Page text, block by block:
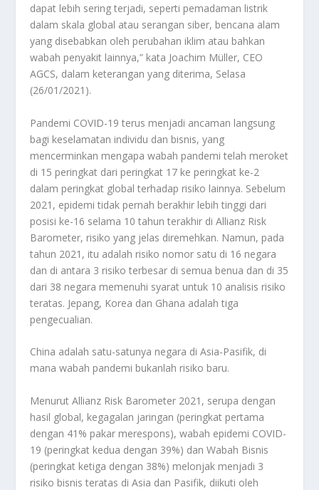
dapat lebih sering terjadi, seperti pemadaman listrik
dalam skala global atau serangan siber, bencana alam
yang disebabkan oleh perubahan iklim atau bahkan
wabah penyakit lainnya,” kata Joachim Müller, CEO
AGCS, dalam keterangan yang diterima, Selasa
(26/01/2021).
Pandemi COVID-19 terus menjadi ancaman langsung
bagi keselamatan individu dan bisnis, yang
mencerminkan mengapa wabah pandemi telah meroket
di 15 peringkat dari peringkat 17 ke peringkat ke-2
dalam peringkat global terhadap risiko lainnya. Sebelum
2021, epidemi tidak pernah berakhir lebih tinggi dari
posisi ke-16 selama 10 tahun terakhir di Allianz Risk
Barometer, risiko yang jelas diremehkan. Namun, pada
tahun 2021, itu adalah risiko nomor satu di 16 negara
dan di antara 3 risiko terbesar di semua benua dan di 35
dari 38 negara memenuhi syarat untuk 10 analisis risiko
teratas. Jepang, Korea dan Ghana adalah tiga
pengecualian.
China adalah satu-satunya negara di Asia-Pasifik, di
mana wabah pandemi bukanlah risiko baru.
Menurut Allianz Risk Barometer 2021, serupa dengan
hasil global, kegagalan jaringan (peringkat pertama
dengan 41% pakar merespons), wabah epidemi COVID-
19 (peringkat kedua dengan 39%) dan Wabah Bisnis
(peringkat ketiga dengan 38%) melonjak menjadi 3
risiko bisnis teratas di Asia dan Pasifik, diikuti oleh